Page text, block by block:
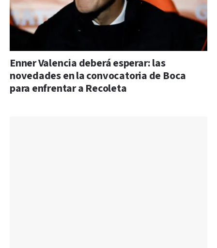
Enner Valencia deberá esperar: las
novedades en la convocatoria de Boca
para enfrentar a Recoleta